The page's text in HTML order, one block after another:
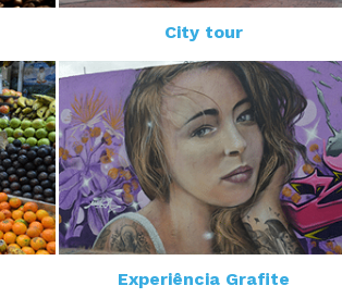
City tour
Experiência Grafite